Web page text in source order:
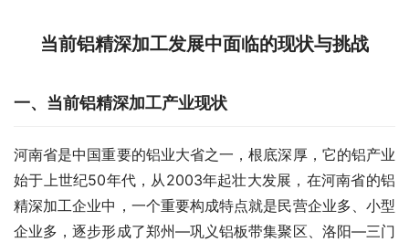
当前铝精深加工发展中面临的现状与挑战
一、当前铝精深加工产业现状
河南省是中国重要的铝业大省之一，根底深厚，它的铝产业
始于上世纪50年代，从2003年起壮大发展，在河南省的铝
精深加工企业中，一个重要构成特点就是民营企业多、小型
企业多，逐步形成了郑州—巩义铝板带集聚区、洛阳—三门